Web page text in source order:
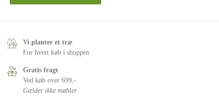
Vi planter et træ
For hvert køb i shoppen
Gratis fragt
Ved køb over 699,-
Gælder ikke møbler